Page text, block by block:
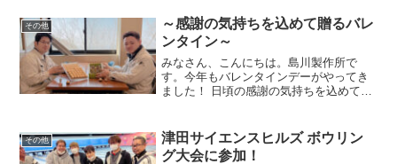
その他
～感謝の気持ちを込めて贈るバレ
ンタイン～
みなさん、こんにちは。島川製作所で
す。今年もバレンタインデーがやってき
ました！ 日頃の感謝の気持ちを込めて、
だきました。受け取った瞬間、パッと笑
顔になってくださる方や、...
その他
津田サイエンスヒルズ ボウリン
グ大会に参加！